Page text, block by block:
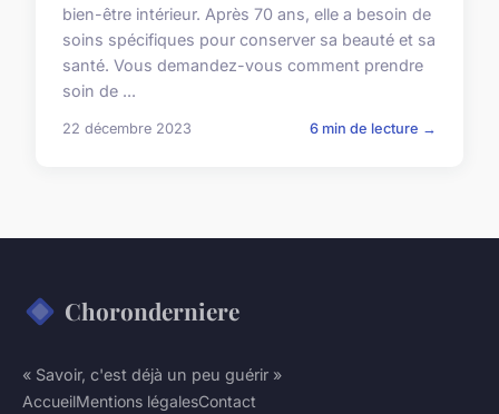
bien-être intérieur. Après 70 ans, elle a besoin de
soins spécifiques pour conserver sa beauté et sa
santé. Vous demandez-vous comment prendre
soin de ...
22 décembre 2023 6 min de lecture →
Choronderniere
« Savoir, c'est déjà un peu guérir »
AccueilMentions légalesContact